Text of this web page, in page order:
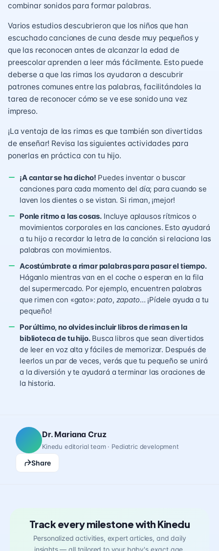
combinar sonidos para formar palabras.
Varios estudios descubrieron que los niños que han
escuchado canciones de cuna desde muy pequeños y
que las reconocen antes de alcanzar la edad de
preescolar aprenden a leer más fácilmente. Esto puede
deberse a que las rimas los ayudaron a descubrir
patrones comunes entre las palabras, facilitándoles la
tarea de reconocer cómo se ve ese sonido una vez
impreso.
¡La ventaja de las rimas es que también son divertidas
de enseñar! Revisa las siguientes actividades para
ponerlas en práctica con tu hijo.
¡A cantar se ha dicho! Puedes inventar o buscar
canciones para cada momento del día; para cuando se
laven los dientes o se vistan. Si riman, ¡mejor!
Ponle ritmo a las cosas. Incluye aplausos rítmicos o
movimientos corporales en las canciones. Esto ayudará
a tu hijo a recordar la letra de la canción si relaciona las
palabras con movimientos.
Acostúmbrate a rimar palabras para pasar el tiempo.
Háganlo mientras van en el coche o esperan en la fila
del supermercado. Por ejemplo, encuentren palabras
que rimen con «gato»:pato, zapato… ¡Pídele ayuda a tu
pequeño!
Por último, no olvides incluir libros de rimas en la
biblioteca de tu hijo.Busca libros que sean divertidos
de leer en voz alta y fáciles de memorizar. Después de
leerlos un par de veces, verás que tu pequeño se unirá
a la diversión y te ayudará a terminar las oraciones de
la historia.
Dr. Mariana Cruz
Kinedu editorial team · Pediatric development
Share
Track every milestone with Kinedu
Personalized activities, expert articles, and daily
insights — all tailored to your baby's exact age.